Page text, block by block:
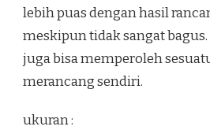
lebih puas dengan hasil
meskipun tidak sangat
juga bisa memperoleh
merancang sendiri.
ukuran :